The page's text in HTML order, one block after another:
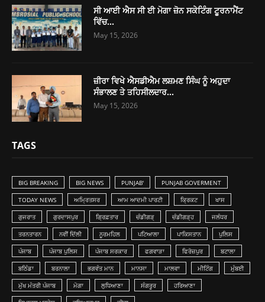
ਸੀ ਆਈ ਐਸ ਸੀ ਈ ਮੋਗਾ ਜ਼ੋਨ ਸਕੇਟਿੰਗ ਟੂਰਨਾਮੈਂਟ
ਵਿੱਚ...
May 15, 2026
ਜ਼ੀਰਾ ਵਿਖੇ ਐਸਡੀਐਮ ਲਸ਼ਮਣ ਸਿੰਘ ਨੂੰ ਅਹੁਦਾ
ਸੰਭਾਲਣ ਤੇ ਤਹਿਸੀਲਦਾਰ...
May 15, 2026
TAGS
BIG BREAKING BIG NEWS PUNJAB' PUNJAB GOVERMENT
TODAY NEWS ਅਮ੍ਰਿਤਸਰ ਆਮ ਆਦਮੀ ਪਾਰਟੀ ਕ੍ਰਿਕਟ ਖਾਸ
ਗੁਜਰਾਤ ਗੁਰਦਾਸਪੁਰ ਗ੍ਰਿਫ਼ਤਾਰ ਚੰਡੀਗੜ੍ ਚੰਡੀਗੜ੍ਹ ਜਲੰਧਰ
ਤਰਨਤਾਰਨ ਨਵੀਂ ਦਿੱਲੀ ਨੂਰਮਹਿਲ ਪਟਿਆਲਾ ਪਾਕਿਸਤਾਨ ਪੁਲਿਸ
ਪੰਜਾਬ ਪੰਜਾਬ ਪੁਲਿਸ ਪੰਜਾਬ ਸਰਕਾਰ ਫਗਵਾੜਾ ਫਿਰੋਜ਼ਪੁਰ ਬਟਾਲਾ
ਬਠਿੰਡਾ ਬਰਨਾਲਾ ਭਗਵੰਤ ਮਾਨ ਮਾਨਸਾ ਮਾਲਵਾ ਮੀਟਿੰਗ ਮੁੰਬਈ
ਮੁੱਖ ਮੰਤਰੀ ਪੰਜਾਬ ਮੋਗਾ ਲੁ‎ਧਿਆਣਾ ਸੰਗਰੂਰ ਹਰਿਆਣਾ